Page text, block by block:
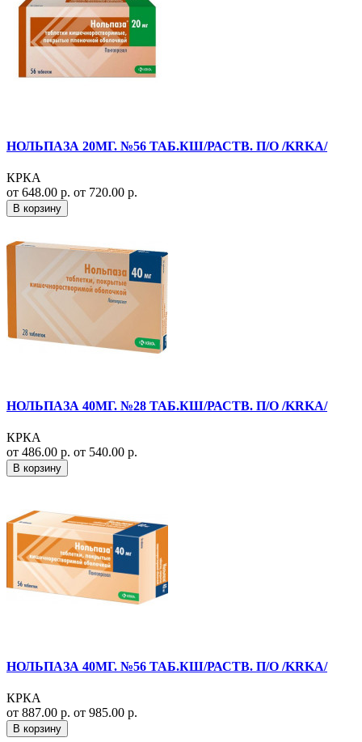
НОЛЬПАЗА 20МГ. №56 ТАБ.КШ/РАСТВ. П/О /KRKA/
КРКА
от 648.00 р. от 720.00 р.
В корзину
НОЛЬПАЗА 40МГ. №28 ТАБ.КШ/РАСТВ. П/О /KRKA/
КРКА
от 486.00 р. от 540.00 р.
В корзину
НОЛЬПАЗА 40МГ. №56 ТАБ.КШ/РАСТВ. П/О /KRKA/
КРКА
от 887.00 р. от 985.00 р.
В корзину